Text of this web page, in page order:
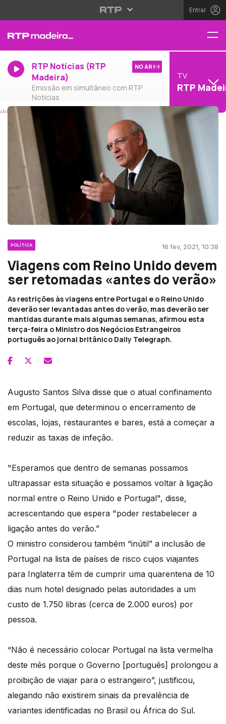
Entrar
RTP Notícias (RTP
Madeira)
Emissão em simultâneo com RTP
Notícias
NO AR
TV
RTP
POLÍTICA 16 fev, 2021, 10:38
Viagens com Reino Unido devem
ser retomadas «antes do verão»
As restrições às viagens entre Portugal e o Reino Unido
deverão ser levantadas antes do verão, mas deverão ser
mantidas durante mais algumas semanas, afirmou esta
terça-feira o Ministro dos Negócios Estrangeiros
português ao jornal britânico Daily Telegraph.
Augusto Santos Silva disse que o atual confinamento
em Portugal, que determinou o encerramento de
escolas, lojas, restaurantes e bares, está a começar a
reduzir as taxas de infeção.
"Esperamos que dentro de semanas possamos
ultrapassar esta situação e possamos voltar à ligação
normal entre o Reino Unido e Portugal", disse,
acrescentando que espera "poder restabelecer a
ligação antes do verão.”
O ministro considerou também “inútil” a inclusão de
Portugal na lista de países de risco cujos viajantes
para Inglaterra têm de cumprir uma quarentena de 10
dias num hotel designado pelas autoridades a um
custo de 1.750 libras (cerca de 2.000 euros) por
pessoa.
“Não é necessário colocar Portugal na lista vermelha
deste mês porque o Governo [português] prolongou a
proibição de viajar para o estrangeiro”, justificou,
alegando não existirem sinais da prevalência de
variantes identificadas no Brasil ou África do Sul.